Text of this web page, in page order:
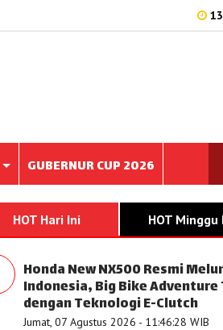
GUBERNUR CUP 2026
HOT Hari Ini HOT Minggu
Honda New NX500 Resmi
Indonesia, Big Bike
dengan Teknologi E-Clutch
Jumat, 07 Agustus 2026 - 11:46:28 WIB